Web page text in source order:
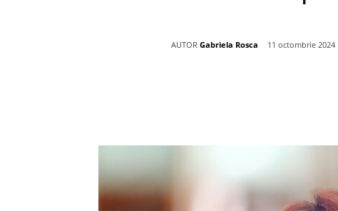
AUTOR Gabriela Rosca 11 octombrie 2024